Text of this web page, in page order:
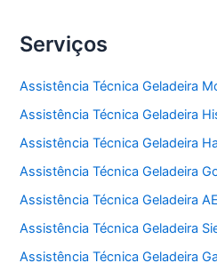
Serviços
Assistência Técnica Geladeira
Assistência Técnica Geladeira
Assistência Técnica Geladeira
Assistência Técnica Geladeira
Assistência Técnica Geladeira
Assistência Técnica Geladeira
Assistência Técnica Geladeira